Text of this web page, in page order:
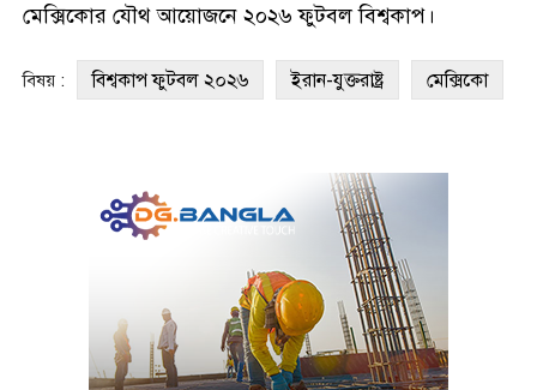
মেক্সিকোর যৌথ আয়োজনে ২০২৬ ফুটবল বিশ্বকাপ।
বিষয় : বিশ্বকাপ ফুটবল ২০২৬ ইরান-যুক্তরাষ্ট্র মেক্সিকো